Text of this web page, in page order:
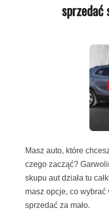
sprzedać
Masz auto, które
czego zacząć?
skupu aut działa tu
masz opcje, co
sprzedać za mało.